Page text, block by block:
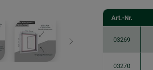
Weiter
Art.-Nr.
03269
03270